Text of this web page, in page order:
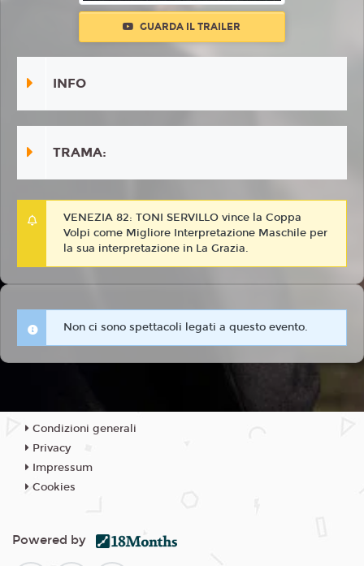
GUARDA IL TRAILER
INFO
TRAMA:
VENEZIA 82: TONI SERVILLO vince la Coppa
Volpi come Migliore Interpretazione Maschile per
la sua interpretazione in La Grazia.
Non ci sono spettacoli legati a questo evento.
Condizioni generali
Privacy
Impressum
Cookies
Powered by